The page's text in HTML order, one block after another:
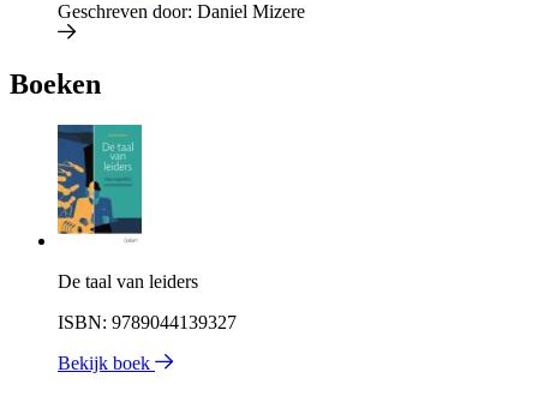
Geschreven door: Daniel Mizere
Boeken
De taal van leiders
ISBN: 9789044139327
Bekijk boek